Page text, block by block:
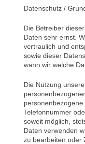
Datenschutz /
Die Betreiber
Daten sehr ernst.
vertraulich und
sowie dieser
wann wir welche
Die Nutzung
Telefonnummer
soweit möglich,
Daten verwenden
zu bearbeiten oder